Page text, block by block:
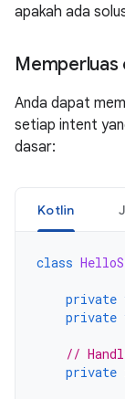
apakah ada
Memperluas
Anda dapat
setiap intent
dasar:
Kotlin
class
private
private
//
private